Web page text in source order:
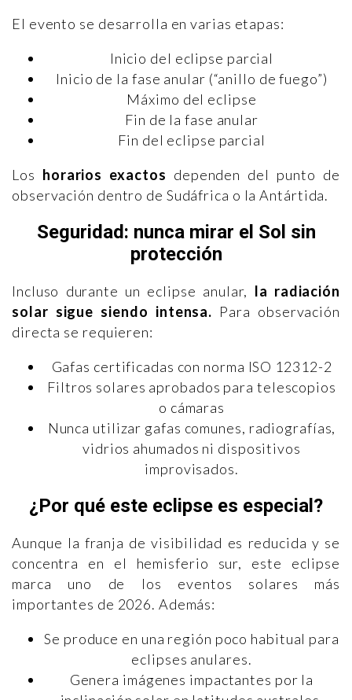
El evento se desarrolla en varias etapas:
Inicio del eclipse parcial
Inicio de la fase anular (“anillo de fuego”)
Máximo del eclipse
Fin de la fase anular
Fin del eclipse parcial
Los horarios exactos dependen del punto de
observación dentro de Sudáfrica o la Antártida.
Seguridad: nunca mirar el Sol sin
protección
Incluso durante un eclipse anular, la radiación
solar sigue siendo intensa. Para observación
directa se requieren:
Gafas certificadas con norma ISO 12312-2
Filtros solares aprobados para telescopios
o cámaras
Nunca utilizar gafas comunes, radiografías,
vidrios ahumados ni dispositivos
improvisados.
¿Por qué este eclipse es especial?
Aunque la franja de visibilidad es reducida y se
concentra en el hemisferio sur, este eclipse
marca uno de los eventos solares más
importantes de 2026. Además:
Se produce en una región poco habitual para
eclipses anulares.
Genera imágenes impactantes por la